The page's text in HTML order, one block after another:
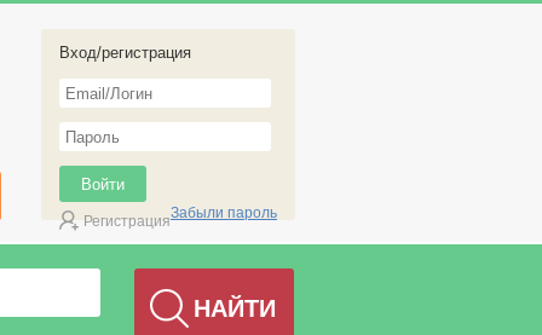
Вход/регистрация
РегистрацияЗабыли пароль